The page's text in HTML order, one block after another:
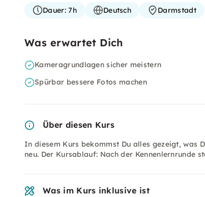
Dauer:7h Deutsch Darmstadt
Was erwartet Dich
Kameragrundlagen sicher meistern
Spürbar bessere Fotos machen
Über diesen Kurs
In diesem Kurs bekommst Du alles gezeigt, was
neu. Der Kursablauf: Nach der Kennenlernrunde
Was im Kurs inklusive ist